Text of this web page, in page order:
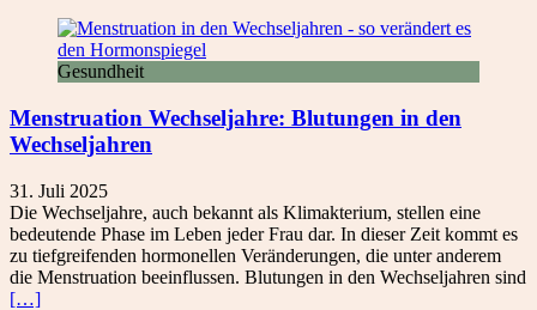
Gesundheit
Menstruation Wechseljahre: Blutungen in den
Wechseljahren
31. Juli 2025
Die Wechseljahre, auch bekannt als Klimakterium, stellen eine
bedeutende Phase im Leben jeder Frau dar. In dieser Zeit kommt es
zu tiefgreifenden hormonellen Veränderungen, die unter anderem
die Menstruation beeinflussen. Blutungen in den Wechseljahren sind
[…]